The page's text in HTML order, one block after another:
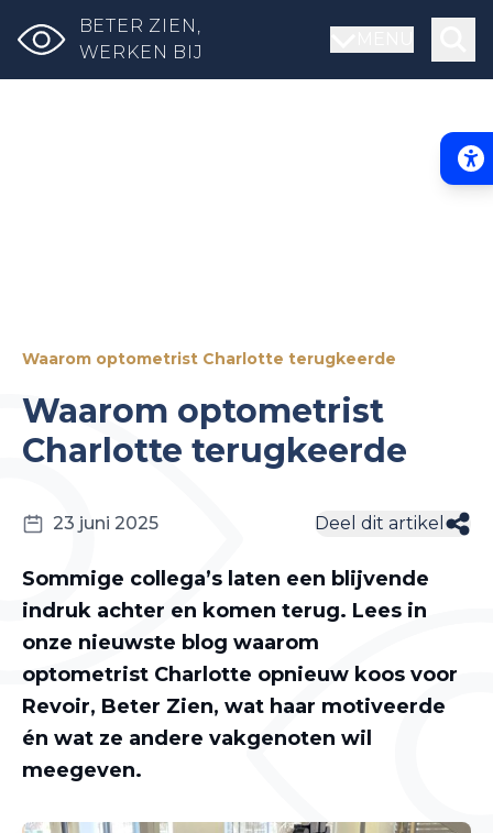
BETER ZIEN,
WERKEN BIJ
Waarom optometrist Charlotte terugkeerde
Waarom optometrist
Charlotte terugkeerde
23 juni 2025 Deel dit artikel
Sommige collega’s laten een blijvende
indruk achter en komen terug. Lees in
onze nieuwste blog waarom
optometrist Charlotte opnieuw koos voor
Revoir, Beter Zien, wat haar motiveerde
én wat ze andere vakgenoten wil
meegeven.